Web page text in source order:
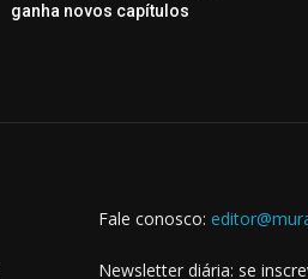
ganha novos capítulos
Fale conosco:
Newsletter diária: se